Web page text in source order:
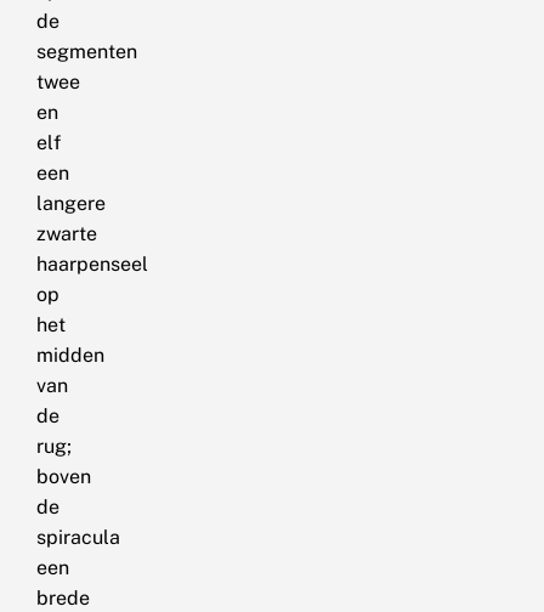
de
segmenten
twee
en
elf
een
langere
zwarte
haarpenseel
op
het
midden
van
de
rug;
boven
de
spiracula
een
brede